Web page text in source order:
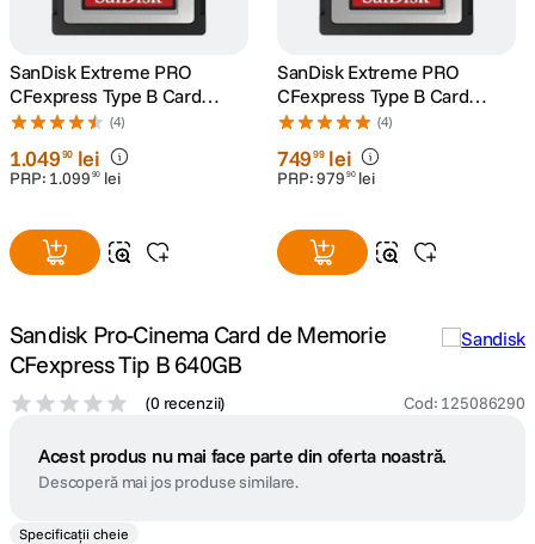
8 ulanzi
9. insta 360
10 . godox
SanDisk Extreme PRO
CFexpress Type B Card
Memorie 128GB
(4)
1.04990 lei
PRP: 1.099 90 lei
SanDisk Extreme PRO
CFexpress Type B Card
Memorie 64GB
(4)
74999 lei
PRP:979 90 lei
Sandisk Pro-Cinema Card de Memorie
CFexpress Tip B 640GB
(0 recenzii) Cod: 125086290
Acest produs nu mai face parte din oferta noastră.
Descoperă mai jos produse similare.
Specificații cheie